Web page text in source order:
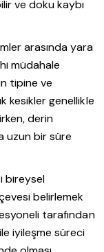
ve doku kaybı
arasında yara
müdahale
tipine ve
kesikler genellikle
derin
uzun bir süre
bireysel
belirlemek
tarafından
iyileşme süreci